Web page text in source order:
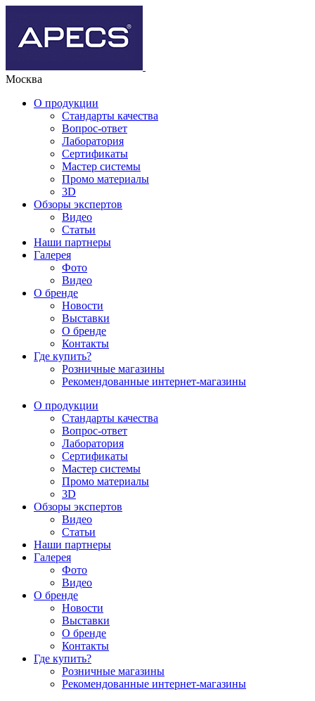
Москва
О продукции
Стандарты качества
Вопрос-ответ
Лаборатория
Сертификаты
Мастер системы
Промо материалы
3D
Обзоры экспертов
Видео
Статьи
Наши партнеры
Галерея
Фото
Видео
О бренде
Новости
Выставки
О бренде
Контакты
Где купить?
Розничные магазины
Рекомендованные интернет-магазины
О продукции
Стандарты качества
Вопрос-ответ
Лаборатория
Сертификаты
Мастер системы
Промо материалы
3D
Обзоры экспертов
Видео
Статьи
Наши партнеры
Галерея
Фото
Видео
О бренде
Новости
Выставки
О бренде
Контакты
Где купить?
Розничные магазины
Рекомендованные интернет-магазины